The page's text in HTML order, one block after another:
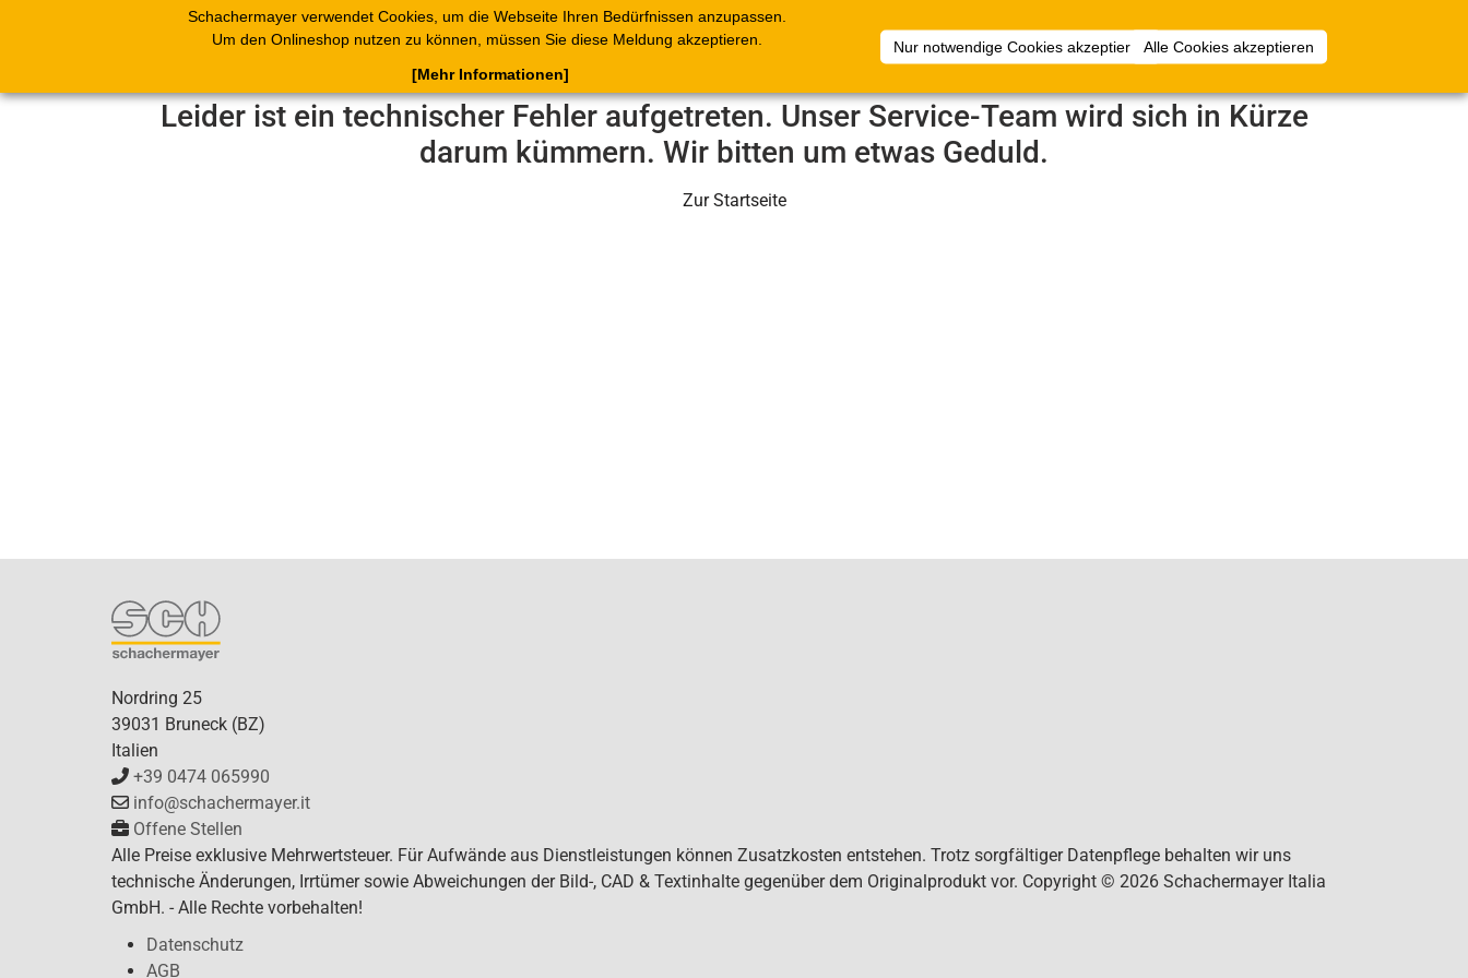
Schachermayer verwendet Cookies, um die Webseite Ihren Bedürfnissen anzupassen.
Um den Onlineshop nutzen zu können, müssen Sie diese Meldung akzeptieren.
Nur notwendige Cookies akzeptierenAlle Cookies akzeptieren
[Mehr Informationen]
Produkte Blätterkataloge Belege C.Online Unternehmen Artikelsammlungen Mehr Anmelden
Leider ist ein technischer Fehler aufgetreten. Unser Service-Team wird sich in Kürze
darum kümmern. Wir bitten um etwas Geduld.
Zur Startseite
Nordring 25
39031 Bruneck (BZ)
Italien
+39 0474 065990
info@schachermayer.it
Offene Stellen
Alle Preise exklusive Mehrwertsteuer. Für Aufwände aus Dienstleistungen können Zusatzkosten entstehen. Trotz sorgfältiger Datenpflege behalten wir uns
technische Änderungen, Irrtümer sowie Abweichungen der Bild-, CAD & Textinhalte gegenüber dem Originalprodukt vor. Copyright © 2026 Schachermayer Italia
GmbH. - Alle Rechte vorbehalten!
Datenschutz
AGB